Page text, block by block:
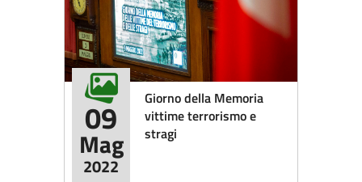
Giorno della Memoria
vittime terrorismo e
stragi
09
Mag
2022